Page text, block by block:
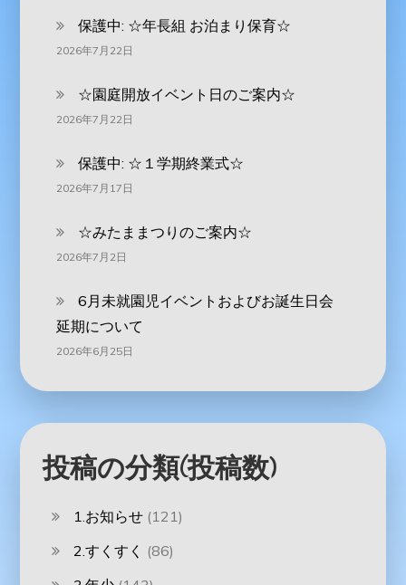
保護中: ‪☆年長組 お泊まり保育☆
2026年7月22日
☆園庭開放イベント日のご案内☆
2026年7月22日
保護中: ☆１学期終業式☆
2026年7月17日
☆みたままつりのご案内☆
2026年7月2日
6月未就園児イベントおよびお誕生日会
延期について
2026年6月25日
投稿の分類(投稿数)
1.お知らせ (121)
2.すくすく (86)